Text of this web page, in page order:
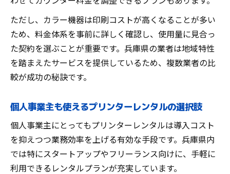
ただし、カラー機器は印刷コストが高くなることが多い
ため、料金体系を事前に詳しく確認し、使用量に見合っ
た契約を選ぶことが重要です。兵庫県の業者は地域特性
を踏まえたサービスを提供しているため、複数業者の比
較が成功の秘訣です。
個人事業主も使えるプリンターレンタルの選択肢
個人事業主にとってもプリンターレンタルは導入コスト
を抑えつつ業務効率を上げる有効な手段です。兵庫県内
では特にスタートアップやフリーランス向けに、手軽に
利用できるレンタルプランが充実しています。